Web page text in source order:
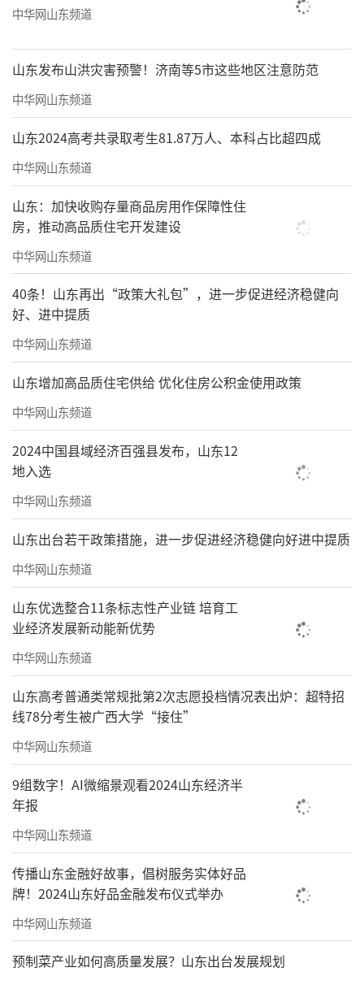
2月21日正月初五，泰安市中心医院党委委
员、纪委书记张增强带队遵循“全覆盖、无死
角”原则深入一线巡查，先后前往中心药房、
急诊科、住院病区、查体CT室、科研楼等重点
区域。巡查紧密结合节前安全会议要求，对消
防安全设施、大型设备运行、药品物资储备及
应急值守情况进行细致排查。张增强详细询问
各科室值班安排及急危重症患者保障情况，针
对薄弱环节当场提出整改意见，要求建立“立
中华网山东频道
山东发布山洪灾害预警！济南等5市这些地区注意防范
中华网山东频道
山东2024高考共录取考生81.87万人、本科占比超四成
中华网山东频道
山东：加快收购存量商品房用作保障性住
房，推动高品质住宅开发建设
中华网山东频道
40条！山东再出“政策大礼包”，进一步促进经济稳健向
好、进中提质
中华网山东频道
山东增加高品质住宅供给 优化住房公积金使用政策
中华网山东频道
2024中国县域经济百强县发布，山东12
地入选
中华网山东频道
山东出台若干政策措施，进一步促进经济稳健向好进中提质
中华网山东频道
山东优选整合11条标志性产业链 培育工
业经济发展新动能新优势
中华网山东频道
山东高考普通类常规批第2次志愿投档情况表出炉：超特招
线78分考生被广西大学“接住”
中华网山东频道
9组数字！AI微缩景观看2024山东经济半
年报
中华网山东频道
传播山东金融好故事，倡树服务实体好品
牌！2024山东好品金融发布仪式举办
中华网山东频道
预制菜产业如何高质量发展？山东出台发展规划